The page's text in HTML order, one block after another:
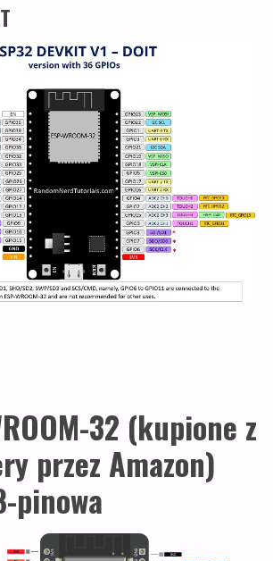
32 (kupione z
przez Amazon)
pinowa